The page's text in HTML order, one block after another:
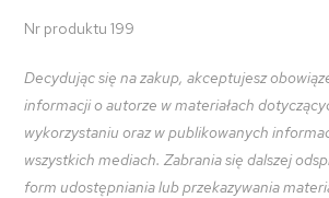
Nr produktu 199
Decydując się na zakup, akceptujesz
informacji o autorze w materiałach
wykorzystaniu oraz w publikowanych
wszystkich mediach. Zabrania się dalszej
form udostępniania lub przekazywania